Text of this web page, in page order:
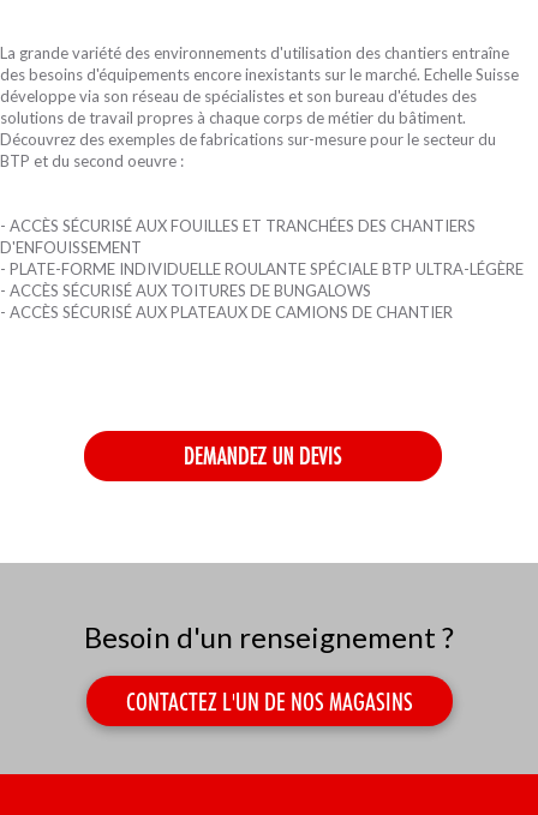
La grande variété des environnements d'utilisation des chantiers entraîne
des besoins d'équipements encore inexistants sur le marché. Echelle Suisse
développe via son réseau de spécialistes et son bureau d'études des
solutions de travail propres à chaque corps de métier du bâtiment.
Découvrez des exemples de fabrications sur-mesure pour le secteur du
BTP et du second oeuvre :
- ACCÈS SÉCURISÉ AUX FOUILLES ET TRANCHÉES DES CHANTIERS
D'ENFOUISSEMENT
- PLATE-FORME INDIVIDUELLE ROULANTE SPÉCIALE BTP ULTRA-LÉGÈRE
- ACCÈS SÉCURISÉ AUX TOITURES DE BUNGALOWS
- ACCÈS SÉCURISÉ AUX PLATEAUX DE CAMIONS DE CHANTIER
Besoin d'un renseignement ?
CONTACTEZ L'UN DE NOS MAGASINS